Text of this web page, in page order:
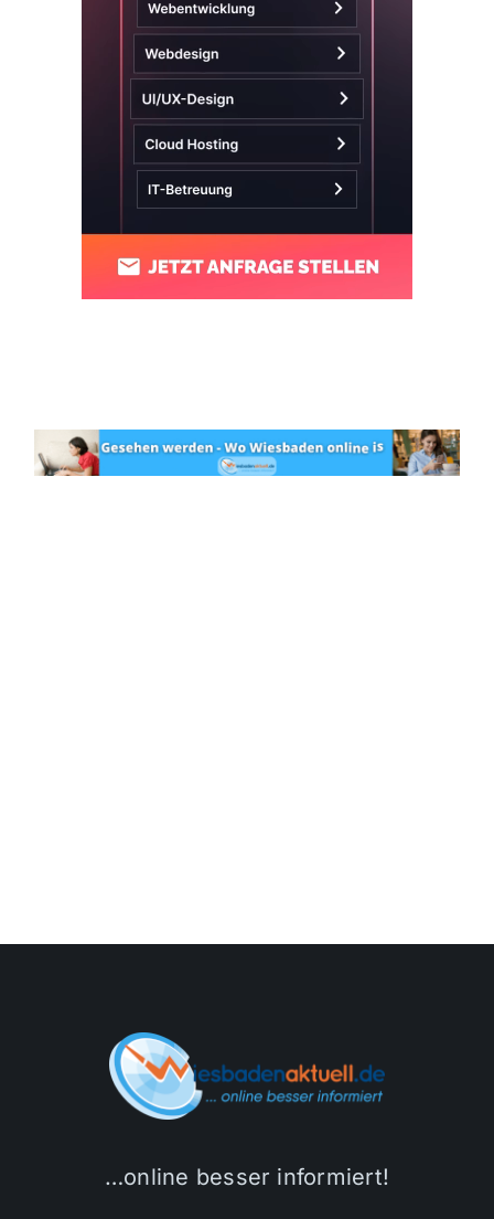
…online besser informiert!